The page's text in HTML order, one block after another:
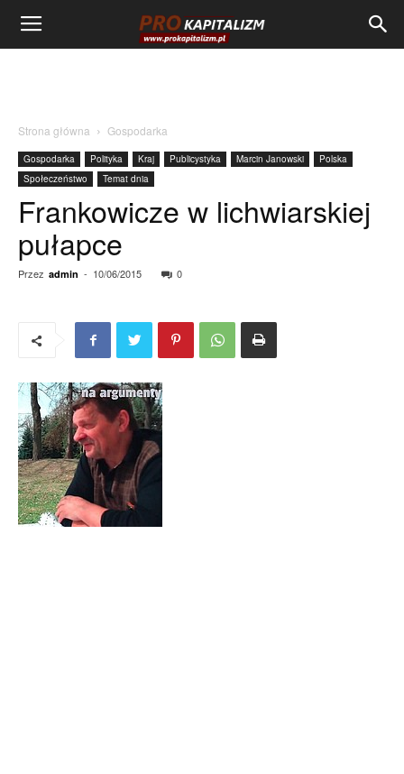
Strona główna Gospodarka
Gospodarka Polityka Kraj Publicystyka Marcin Janowski
Polska
Społeczeństwo
Temat dnia
Frankowicze w lichwiarskiej
pułapce
Przez admin - 10/06/2015 0